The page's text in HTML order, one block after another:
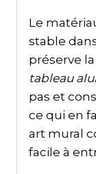
Le
stable
préserve
tableau
pas et
ce qui en
art mural
facile à